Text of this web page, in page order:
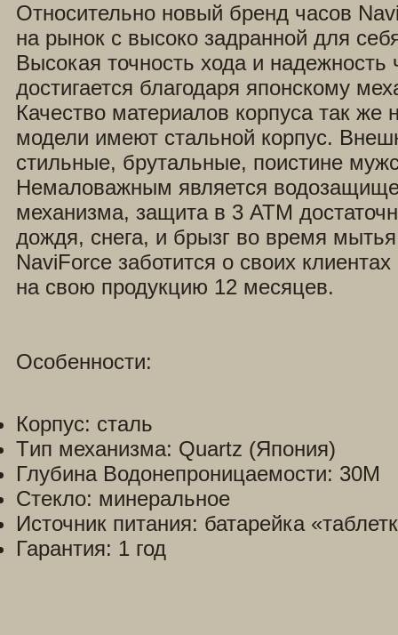
Относительно новый бренд часов
на рынок с высоко задранной для
Высокая точность хода и надежность
достигается благодаря японскому
Качество материалов корпуса так же
модели имеют стальной корпус.
стильные, брутальные, поистине
Немаловажным является
механизма, защита в 3 ATM
дождя, снега, и брызг во время
NaviForce заботится о своих
на свою продукцию 12 месяцев.
Особенности:
Корпус: сталь
Tип механизма: Quartz (Япония)
Глубина Водонепроницаемости: 30М
Стекло: минеральное
Источник питания: батарейка
Гарантия: 1 год